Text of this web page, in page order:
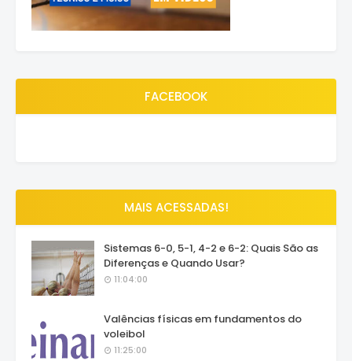
FACEBOOK
MAIS ACESSADAS!
Sistemas 6-0, 5-1, 4-2 e 6-2: Quais São as
Diferenças e Quando Usar?
11:04:00
Valências físicas em fundamentos do
voleibol
11:25:00